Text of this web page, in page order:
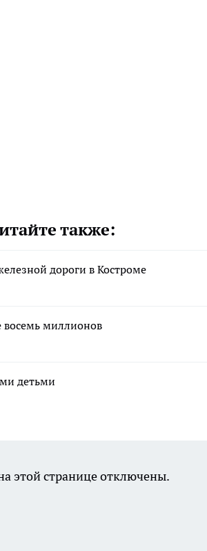
также:
дороги в Костроме
восемь миллионов
детьми
этой странице отключены.